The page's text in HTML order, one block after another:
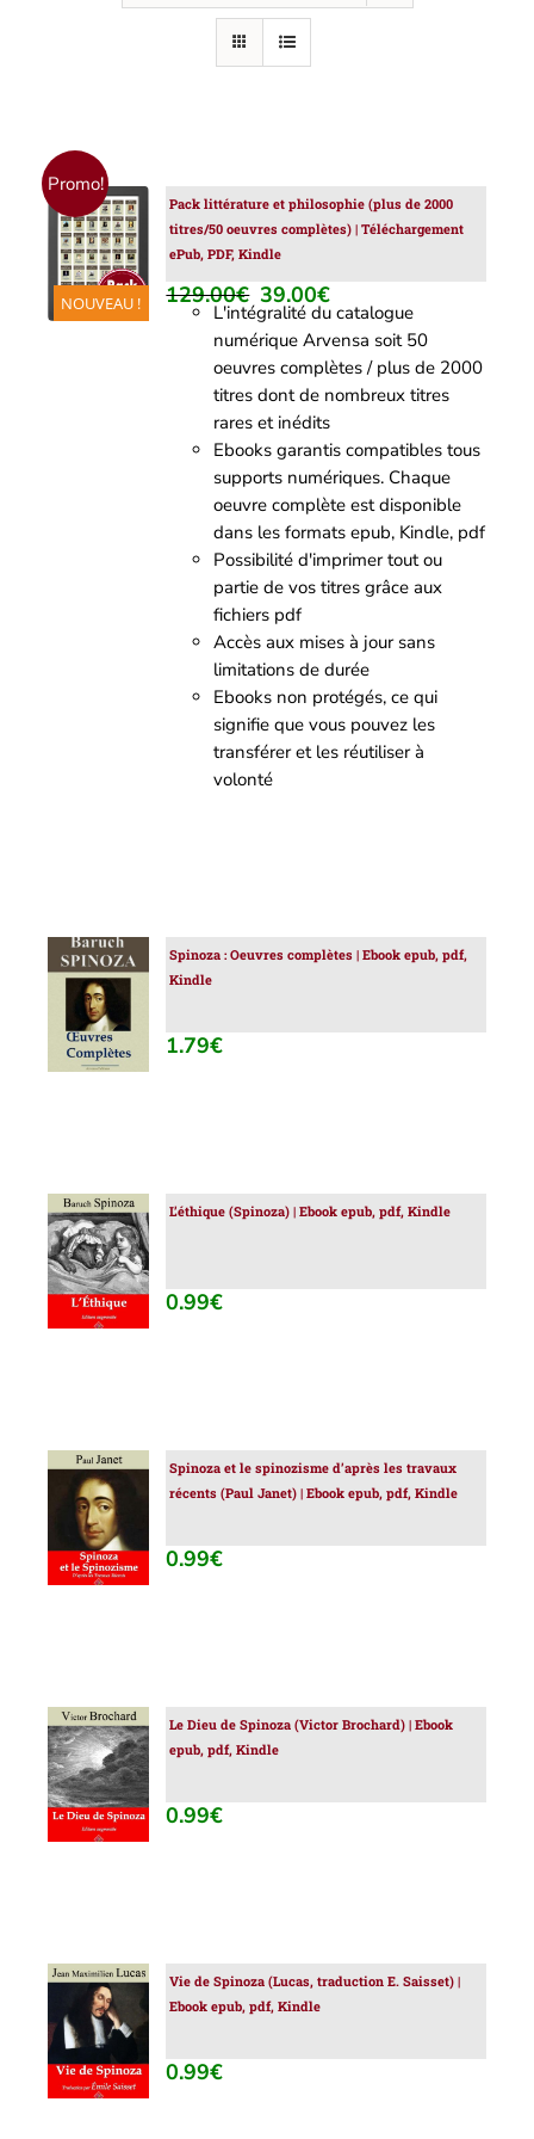
Promo!
NOUVEAU !
AJOUTER
AU
PANIER
/
DÉTAILS
Pack littérature et philosophie (plus de 2000
titres/50 oeuvres complètes) | Téléchargement
ePub, PDF, Kindle
129.00€ Le
prix
initial
était :
129.00€.
39.00€Le
prix
actuel
est :
39.00€.
L'intégralité du catalogue
numérique Arvensa soit 50
oeuvres complètes / plus de 2000
titres dont de nombreux titres
rares et inédits
Ebooks garantis compatibles tous
supports numériques. Chaque
oeuvre complète est disponible
dans les formats epub, Kindle, pdf
Possibilité d'imprimer tout ou
partie de vos titres grâce aux
fichiers pdf
Accès aux mises à jour sans
limitations de durée
Ebooks non protégés, ce qui
signifie que vous pouvez les
transférer et les réutiliser à
volonté
AJOUTER
AU
PANIER
/
DÉTAILS
Spinoza : Oeuvres complètes | Ebook epub, pdf,
Kindle
1.79€
AJOUTER
AU
PANIER
/
DÉTAILS
L’éthique (Spinoza) | Ebook epub, pdf, Kindle
0.99€
AJOUTER
AU
PANIER
/
DÉTAILS
Spinoza et le spinozisme d’après les travaux
récents (Paul Janet) | Ebook epub, pdf, Kindle
0.99€
AJOUTER
AU
PANIER
/
DÉTAILS
Le Dieu de Spinoza (Victor Brochard) | Ebook
epub, pdf, Kindle
0.99€
AJOUTER
AU
PANIER
/
DÉTAILS
Vie de Spinoza (Lucas, traduction E. Saisset) |
Ebook epub, pdf, Kindle
0.99€